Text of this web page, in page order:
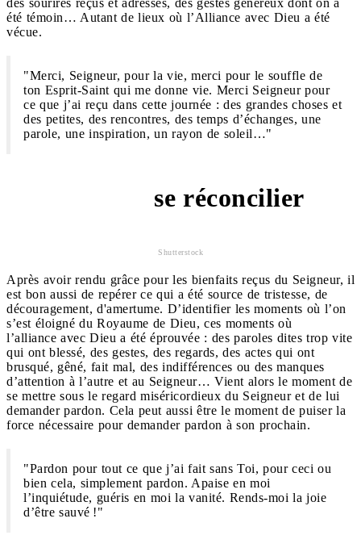
des sourires reçus et adressés, des gestes généreux dont on a
été témoin… Autant de lieux où l’Alliance avec Dieu a été
vécue.
"Merci, Seigneur, pour la vie, merci pour le souffle de
ton Esprit-Saint qui me donne vie. Merci Seigneur pour
ce que j’ai reçu dans cette journée : des grandes choses et
des petites, des rencontres, des temps d’échanges, une
parole, une inspiration, un rayon de soleil…"
se réconcilier
Shutterstock
Après avoir rendu grâce pour les bienfaits reçus du Seigneur, il
est bon aussi de repérer ce qui a été source de tristesse, de
découragement, d'amertume. D’identifier les moments où l’on
s’est éloigné du Royaume de Dieu, ces moments où
l’alliance avec Dieu a été éprouvée : des paroles dites trop vite
qui ont blessé, des gestes, des regards, des actes qui ont
brusqué, gêné, fait mal, des indifférences ou des manques
d’attention à l’autre et au Seigneur… Vient alors le moment de
se mettre sous le regard miséricordieux du Seigneur et de lui
demander pardon. Cela peut aussi être le moment de puiser la
force nécessaire pour demander pardon à son prochain.
"Pardon pour tout ce que j’ai fait sans Toi, pour ceci ou
bien cela, simplement pardon. Apaise en moi
l’inquiétude, guéris en moi la vanité. Rends-moi la joie
d’être sauvé !"